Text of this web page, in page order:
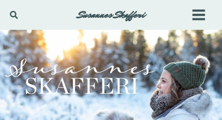
innehåll
Sök Susannes Skafferi